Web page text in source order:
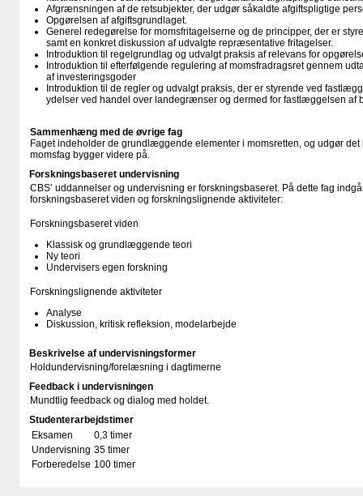
Afgrænsningen af de retsubjekter, der udgør såkaldte afgiftspligtige
Opgørelsen af afgiftsgrundlaget.
Generel redegørelse for momsfritagelserne og de principper, der er
samt en konkret diskussion af udvalgte repræsentative fritagelser.
Introduktion til regelgrundlag og udvalgt praksis af relevans for
Introduktion til efterfølgende regulering af momsfradragsret gennem
af investeringsgoder
Introduktion til de regler og udvalgt praksis, der er styrende ved
ydelser ved handel over landegrænser og dermed for fastlæggelsen af
Sammenhæng med de øvrige fag
Faget indeholder de grundlæggende elementer i momsretten, og udgør det
momsfag bygger videre på.
Forskningsbaseret undervisning
CBS’ uddannelser og undervisning er forskningsbaseret. På dette fag
forskningsbaseret viden og forskningslignende aktiviteter:
Forskningsbaseret viden
Klassisk og grundlæggende teori
Ny teori
Undervisers egen forskning
Forskningslignende aktiviteter
Analyse
Diskussion, kritisk refleksion, modelarbejde
Beskrivelse af undervisningsformer
Holdundervisning/​forelæsning i dagtimerne
Feedback i undervisningen
Mundtlig feedback og dialog med holdet.
Studenterarbejdstimer
Eksamen
0,3 timer
Undervisning 35 timer
Forberedelse 100 timer